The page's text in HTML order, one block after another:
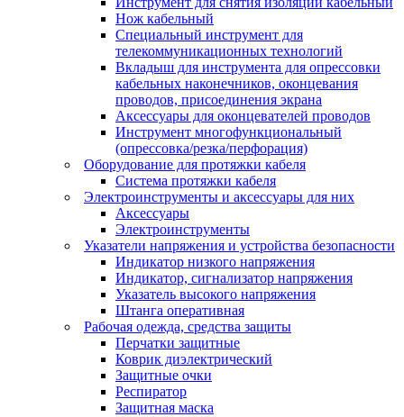
Нож кабельный
Специальный инструмент для
телекоммуникационных технологий
Вкладыш для инструмента для опрессовки
кабельных наконечников, оконцевания
проводов, присоединения экрана
Аксессуары для оконцевателей проводов
Инструмент многофункциональный
(опрессовка/резка/перфорация)
Оборудование для протяжки кабеля
Система протяжки кабеля
Электроинструменты и аксессуары для них
Аксессуары
Электроинструменты
Указатели напряжения и устройства безопасности
Индикатор низкого напряжения
Индикатор, сигнализатор напряжения
Указатель высокого напряжения
Штанга оперативная
Рабочая одежда, средства защиты
Перчатки защитные
Коврик диэлектрический
Защитные очки
Респиратор
Защитная маска